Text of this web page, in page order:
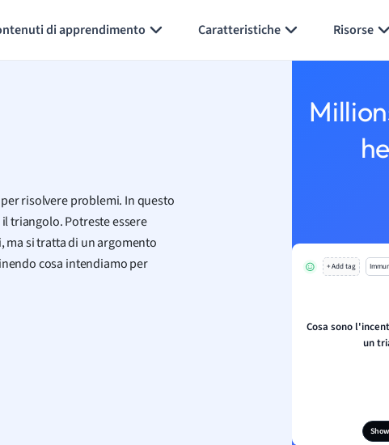
di apprendimento Caratteristiche Risorse
risolvere problemi. In questo
triangolo. Potreste essere
si tratta di un argomento
cosa intendiamo per
+ Add tag
Cosa sono
un